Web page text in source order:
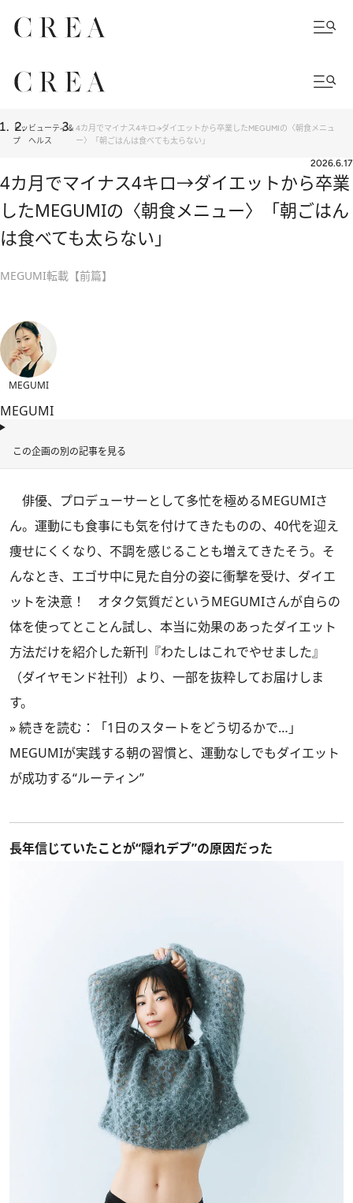
トッ
プ
ビューティ＆
ヘルス
4カ月でマイナス4キロ→ダイエットから卒業したMEGUMIの〈朝食メニュ
ー〉「朝ごはんは食べても太らない」
2026.6.17
4カ月でマイナス4キロ→ダイエットから卒業
したMEGUMIの〈朝食メニュー〉「朝ごはん
は食べても太らない」
MEGUMI転載【前篇】
MEGUMI
MEGUMI
この企画の別の記事を見る
俳優、プロデューサーとして多忙を極めるMEGUMIさ
ん。運動にも食事にも気を付けてきたものの、40代を迎え
痩せにくくなり、不調を感じることも増えてきたそう。そ
んなとき、エゴサ中に見た自分の姿に衝撃を受け、ダイエ
ットを決意！ オタク気質だというMEGUMIさんが自らの
体を使ってとことん試し、本当に効果のあったダイエット
方法だけを紹介した新刊『わたしはこれでやせました』
（ダイヤモンド社刊）より、一部を抜粋してお届けしま
す。
»続きを読む：「1日のスタートをどう切るかで…」
MEGUMIが実践する朝の習慣と、運動なしでもダイエット
が成功する“ルーティン”
長年信じていたことが“隠れデブ”の原因だった